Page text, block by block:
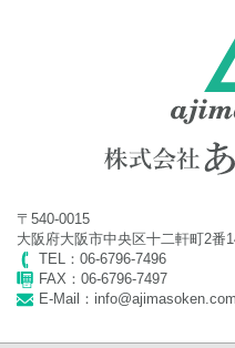
2024年 ゴールデンウイ
2024年 社員旅行に伴う
2023年 年末年始休業のお
2023年7月12日
2023年 夏季休業のお知ら
〒540-0015
大阪府大阪市中央区十二軒町2番
TEL：06-6796-7496
FAX：06-6796-7497
E-Mail：info@ajimasoken.com